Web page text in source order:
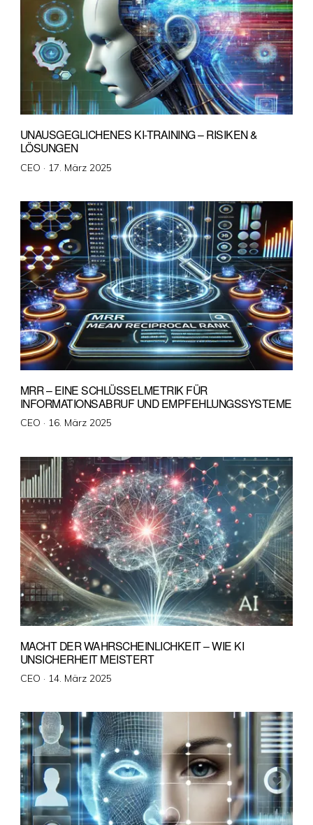
UNAUSGEGLICHENES KI-TRAINING – RISIKEN &
LÖSUNGEN
CEO · Veröffentlicht
17. März 2025
MRR – EINE SCHLÜSSELMETRIK FÜR
INFORMATIONSABRUF UND EMPFEHLUNGSSYSTEME
CEO · Veröffentlicht
16. März 2025
MACHT DER WAHRSCHEINLICHKEIT – WIE KI
UNSICHERHEIT MEISTERT
CEO · Veröffentlicht
14. März 2025